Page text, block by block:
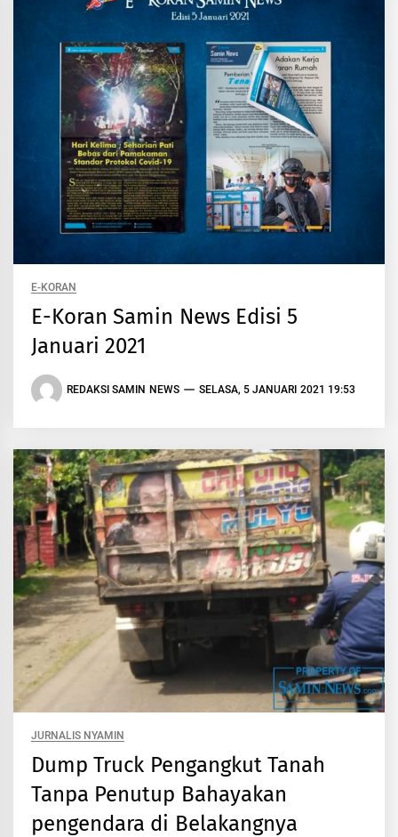
E-KORAN
E-Koran Samin News Edisi 5
Januari 2021
REDAKSI SAMIN NEWS SELASA, 5 JANUARI 2021 19:53
JURNALIS NYAMIN
Dump Truck Pengangkut Tanah
Tanpa Penutup Bahayakan
pengendara di Belakangnya